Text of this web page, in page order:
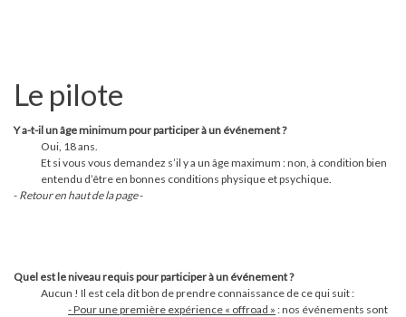
Le pilote
Y a-t-il un âge minimum pour participer à un événement ?
Oui, 18 ans.
Et si vous vous demandez s’il y a un âge maximum : non, à condition bien
entendu d’être en bonnes conditions physique et psychique.
- Retour en haut de la page-
Quel est le niveau requis pour participer à un événement ?
Aucun ! Il est cela dit bon de prendre connaissance de ce qui suit :
- Pour une première expérience « offroad » : nos événements sont